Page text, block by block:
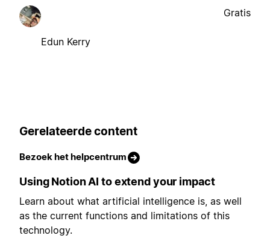
Edun Kerry
Gratis
Gerelateerde content
Bezoek het helpcentrum
Using Notion AI to extend your impact
Learn about what artificial intelligence is, as well
as the current functions and limitations of this
technology.